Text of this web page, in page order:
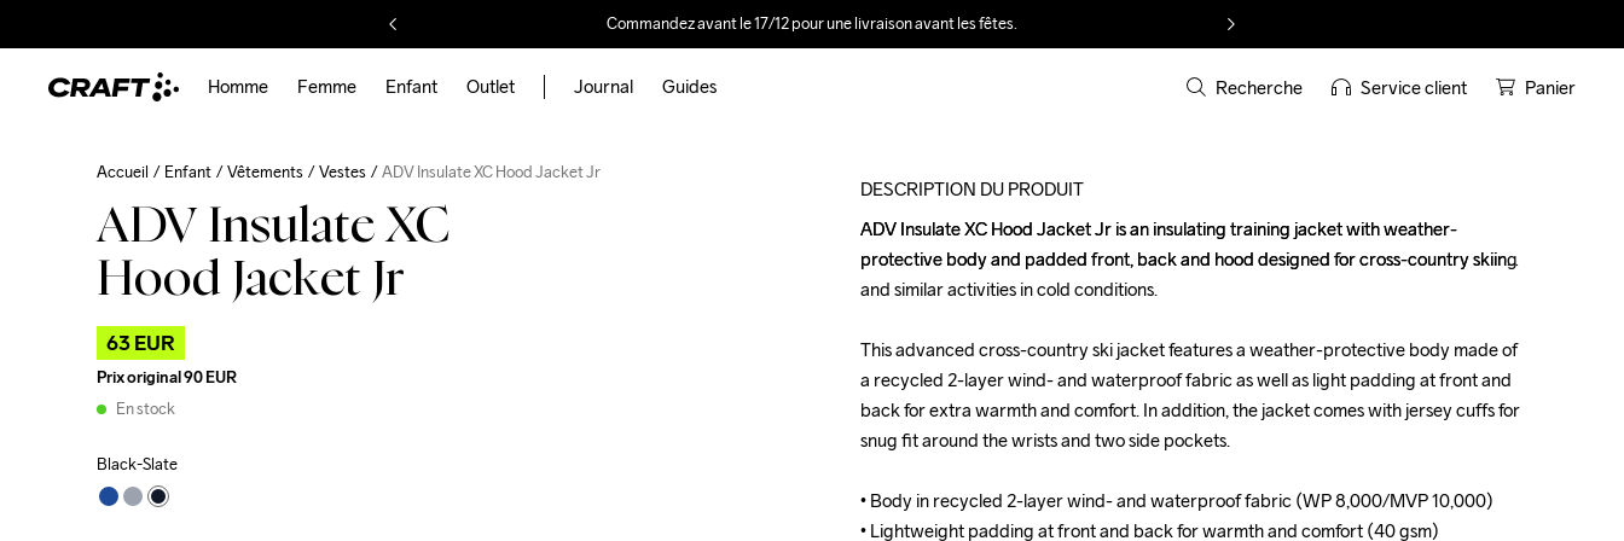
Commandez avant le 17/12 pour une livraison avant les fêtes.
Homme Femme Enfant Outlet Journal Guides Recherche Service client Panier
Accueil Enfant Vêtements Vestes ADV Insulate XC Hood Jacket Jr
ADV Insulate XC
Hood Jacket Jr
63 EUR
Prix original90 EUR
En stock
Black-Slate
DESCRIPTION DU PRODUIT
ADV Insulate XC Hood Jacket Jr is an insulating training jacket with weather-
protective body and padded front, back and hood designed for cross-country skiing
and similar activities in cold conditions.
This advanced cross-country ski jacket features a weather-protective body made of
a recycled 2-layer wind- and waterproof fabric as well as light padding at front and
back for extra warmth and comfort. In addition, the jacket comes with jersey cuffs for
snug fit around the wrists and two side pockets.
• Body in recycled 2-layer wind- and waterproof fabric (WP 8,000/MVP 10,000)
• Lightweight padding at front and back for warmth and comfort (40 gsm)
ADV Insulate XC Hood Jacket Jr is an insulating training jacket with weather-
protective body and padded front, back and hood designed for cross-country skiing
and similar activities in cold conditions.
This advanced cross-country ski jacket features a weather-protective body made of
a recycled 2-layer wind- and waterproof fabric as well as light padding at front and
back for extra warmth and comfort. In addition, the jacket comes with jersey cuffs for
snug fit around the wrists and two side pockets.
• Body in recycled 2-layer wind- and waterproof fabric (WP 8,000/MVP 10,000)
• Lightweight padding at front and back for warmth and comfort (40 gsm)